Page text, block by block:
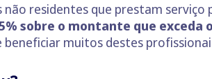
não residentes que prestam
sobre o montante que exceda
beneficiar muitos destes